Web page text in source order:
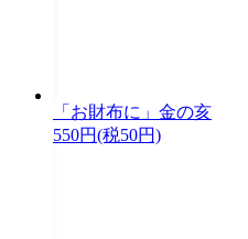
「お財布に」金の亥
550円(税50円)